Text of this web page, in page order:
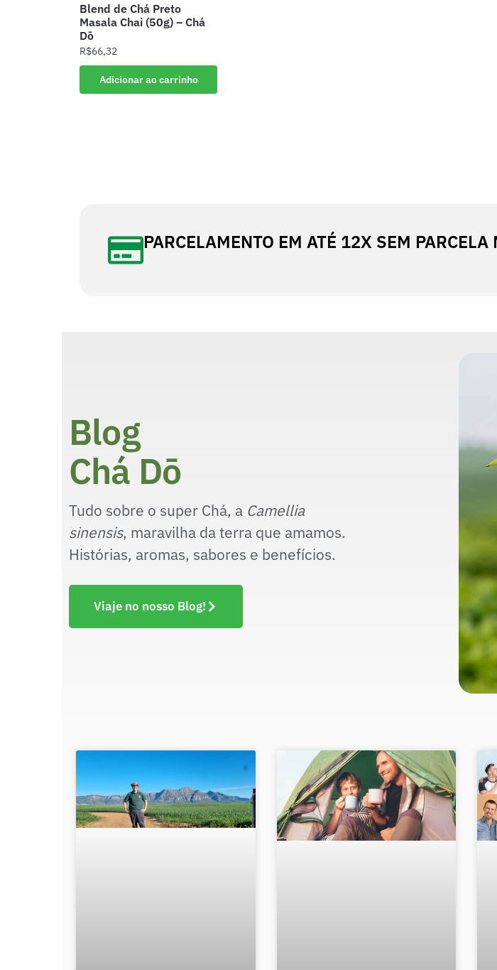
Blend de Chá Preto
Masala Chai (50g) – Chá
Dō
R$66,32
Adicionar ao carrinho
PARCELAMENTO EM ATÉ 12X SEM
Blog
Chá Dō
Tudo sobre o super Chá, a Camellia
sinensis, maravilha da terra que amamos.
Histórias, aromas, sabores e benefícios.
Viaje no nosso Blog!